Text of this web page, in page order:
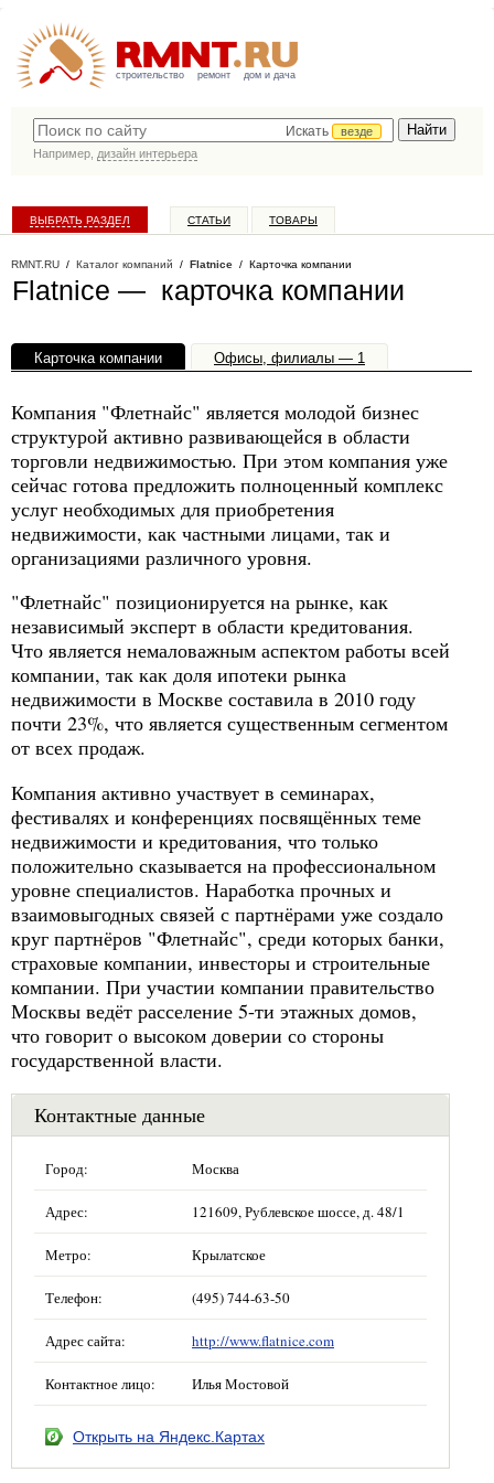
строительство ремонт дом и дача
Искать
везде
Например, дизайн интерьера
ВЫБРАТЬ РАЗДЕЛ СТАТЬИ ТОВАРЫ
RMNT.RU / Каталог компаний / Flatnice / Карточка компании
Flatnice — карточка компании
Карточка компании Офисы, филиалы — 1
Компания "Флетнайс" является молодой бизнес
структурой активно развивающейся в области
торговли недвижимостью. При этом компания уже
сейчас готова предложить полноценный комплекс
услуг необходимых для приобретения
недвижимости, как частными лицами, так и
организациями различного уровня.
"Флетнайс" позиционируется на рынке, как
независимый эксперт в области кредитования.
Что является немаловажным аспектом работы всей
компании, так как доля ипотеки рынка
недвижимости в Москве составила в 2010 году
почти 23%, что является существенным сегментом
от всех продаж.
Компания активно участвует в семинарах,
фестивалях и конференциях посвящённых теме
недвижимости и кредитования, что только
положительно сказывается на профессиональном
уровне специалистов. Наработка прочных и
взаимовыгодных связей с партнёрами уже создало
круг партнёров "Флетнайс", среди которых банки,
страховые компании, инвесторы и строительные
компании. При участии компании правительство
Москвы ведёт расселение 5-ти этажных домов,
что говорит о высоком доверии со стороны
государственной власти.
Контактные данные
Город: Москва
Адрес: 121609, Рублевское шоссе, д. 48/1
Метро: Крылатское
Телефон: (495) 744-63-50
Адрес сайта: http://www.flatnice.com
Контактное лицо: Илья Мостовой
Открыть на Яндекс.Картах